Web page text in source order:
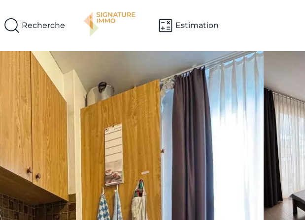
Recherche Estimation